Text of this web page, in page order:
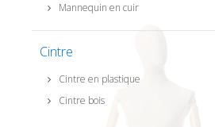
Mannequin en cuir
Cintre
Cintre en plastique
Cintre bois